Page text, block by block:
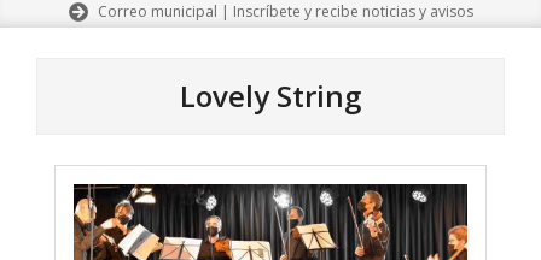
Correo municipal | Inscríbete y recibe noticias y avisos
Lovely String